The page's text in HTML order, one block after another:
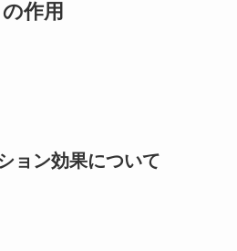
の作用
ョン効果について